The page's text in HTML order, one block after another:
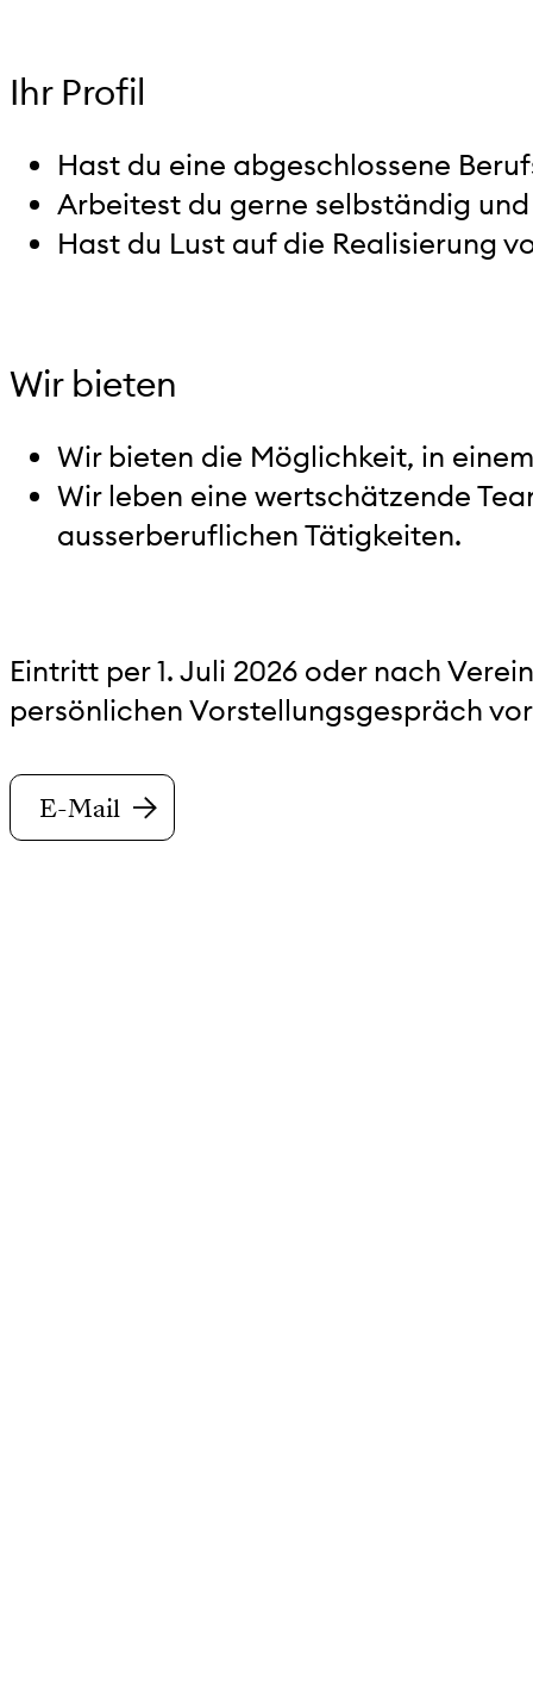
Ihr Profil
Hast du eine abgeschlossene
Arbeitest du gerne selbständig
Hast du Lust auf die Realisierung
Wir bieten
Wir bieten die Möglichkeit, in
Wir leben eine wertschätzende
ausserberuflichen Tätigkeiten.
Eintritt per 1. Juli 2026 oder nach
persönlichen Vorstellungsgespräch
E-Mail